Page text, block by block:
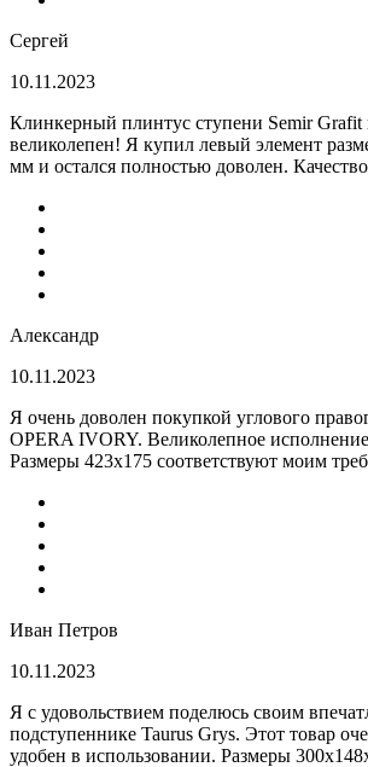
Сергей
10.11.2023
Клинкерный плинтус ступени Semir Grafit
великолепен! Я купил левый элемент
мм и остался полностью доволен.
Александр
10.11.2023
Я очень доволен покупкой углового
OPERA IVORY. Великолепное исполнение
Размеры 423х175 соответствуют моим
Иван Петров
10.11.2023
Я с удовольствием поделюсь своим
подступеннике Taurus Grys. Этот товар
удобен в использовании. Размеры